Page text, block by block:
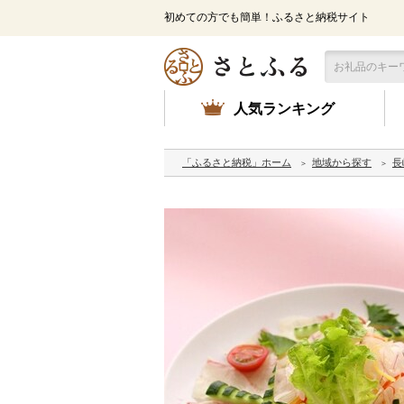
初めての方でも簡単！ふるさと納税サイト
人気ランキング
「ふるさと納税」ホーム 地域から探す 長